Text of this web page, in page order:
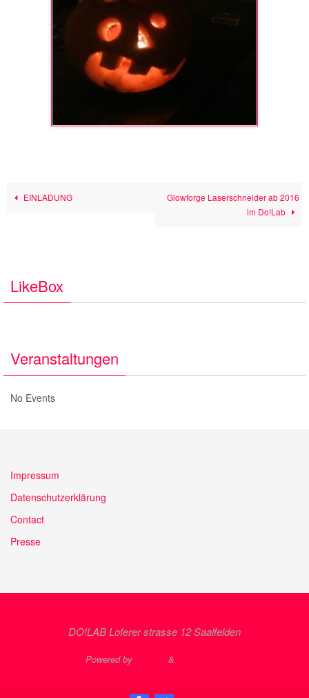
EINLADUNG
Glowforge Laserschneider ab 2016
im Do!Lab
LikeBox
Veranstaltungen
No Events
Impressum
Datenschutzerklärung
Contact
Presse
DO!LAB Loferer strasse 12 Saalfelden
Powered by &